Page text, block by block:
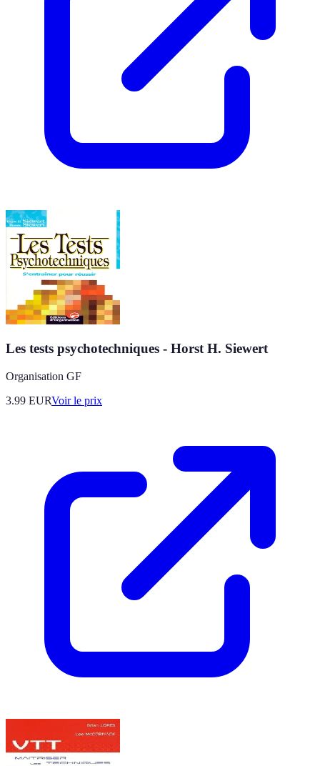
Les tests psychotechniques - Horst H. Siewert
Organisation GF
3.99 EURVoir le prix